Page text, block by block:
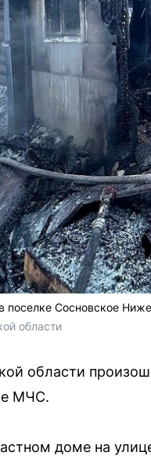
Сосновское
области
области
МЧС.
доме на